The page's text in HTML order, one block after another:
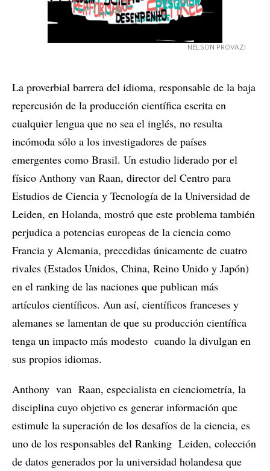
NELSON PROVAZI
La proverbial barrera del idioma, responsable de la baja
repercusión de la producción científica escrita en
cualquier lengua que no sea el inglés, no resulta
incómoda sólo a los investigadores de países
emergentes como Brasil. Un estudio liderado por el
físico Anthony van Raan, director del Centro para
Estudios de Ciencia y Tecnología de la Universidad de
Leiden, en Holanda, mostró que este problema también
perjudica a potencias europeas de la ciencia como
Francia y Alemania, precedidas únicamente de cuatro
rivales (Estados Unidos, China, Reino Unido y Japón)
en el ranking de las naciones que publican más
artículos científicos. Aun así, científicos franceses y
alemanes se lamentan de que su producción científica
tenga un impacto más modesto cuando la divulgan en
sus propios idiomas.
Anthony van Raan, especialista en cienciometría, la
disciplina cuyo objetivo es generar información que
estimule la superación de los desafíos de la ciencia, es
uno de los responsables del Ranking Leiden, colección
de datos generados por la universidad holandesa que